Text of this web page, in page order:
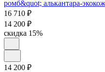
16 710 ₽
14 200 ₽
скидка 15%
14 200 ₽